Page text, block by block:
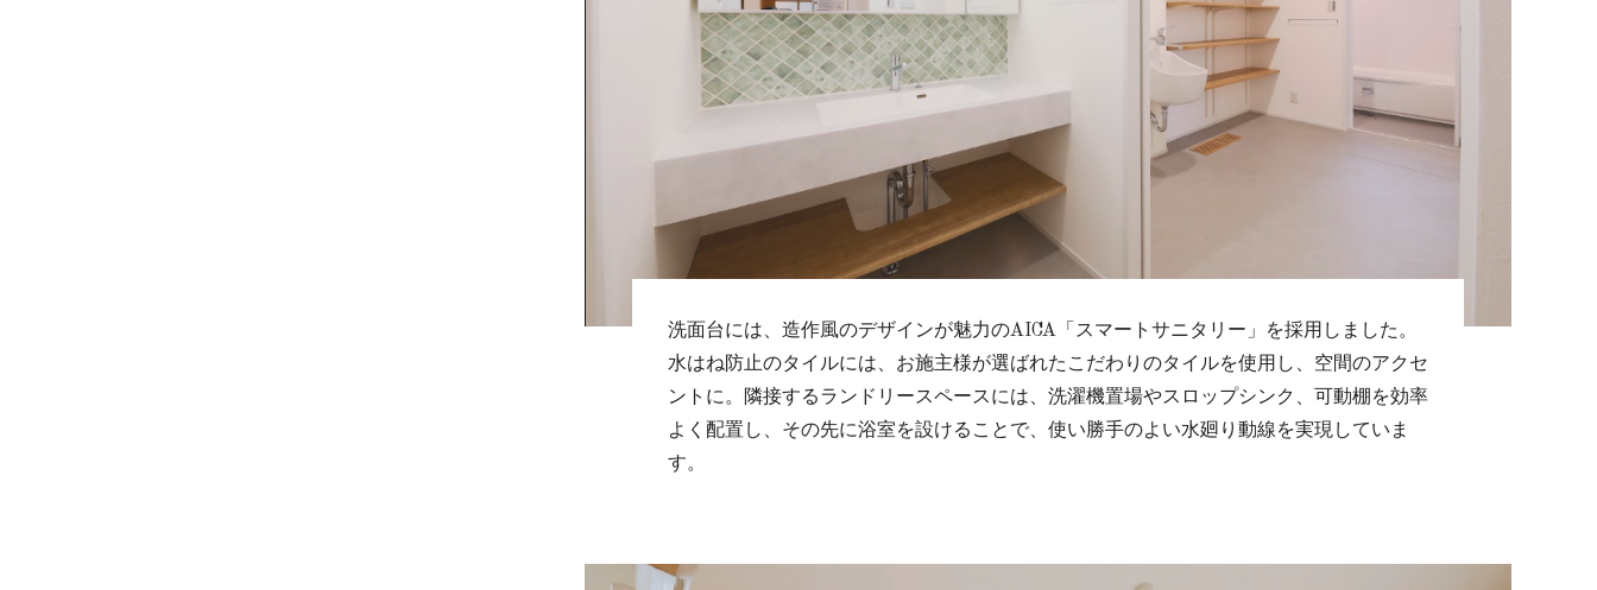
洗面台には、造作風のデザインが魅力のAICA「スマートサニタリー」を採用しました。
水はね防止のタイルには、お施主様が選ばれたこだわりのタイルを使用し、空間のアクセ
ントに。隣接するランドリースペースには、洗濯機置場やスロップシンク、可動棚を効率
よく配置し、その先に浴室を設けることで、使い勝手のよい水廻り動線を実現していま
す。